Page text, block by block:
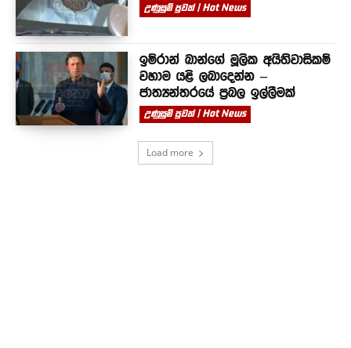
උණුසුම් පුවත් | Hot News
ඉම්රාන් ඛාන්ගේ මූලික අයිතිවාසිකම්
වහාම යළි ලබාදෙන්න –
ජාත්‍යන්තරයේ ප්‍රබල ඉල්ලීමක්
උණුසුම් පුවත් | Hot News
Load more